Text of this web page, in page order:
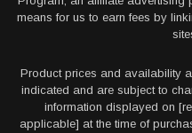
means for us to earn fees by
Product prices and availability
indicated and are subject to
information displayed on
applicable] at the time of